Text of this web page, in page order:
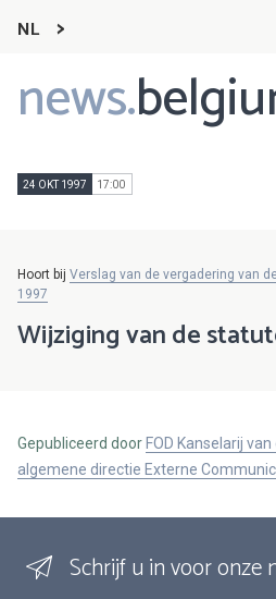
NL
news.
Main
navigation
24 OKT 1997 17:00
Hoort bij Verslag van de vergadering van
1997
Wijziging van de
Gepubliceerd door FOD Kanselarij
algemene directie Externe
Schrijf u in voor onze